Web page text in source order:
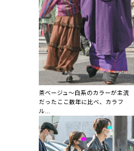
茶ベージュ〜白系のカラーが主流
だったここ数年に比べ、カラフ
ル...